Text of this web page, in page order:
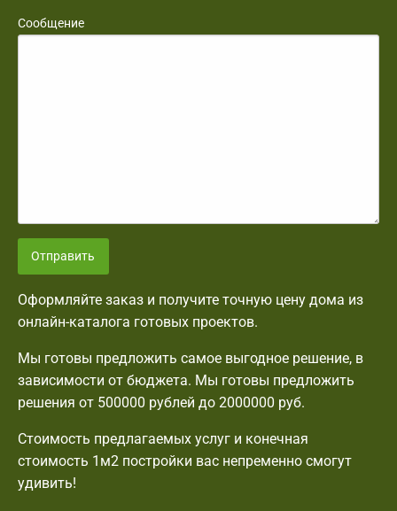
Сообщение
Отправить
Оформляйте заказ и получите точную цену дома из
онлайн-каталога готовых проектов.
Мы готовы предложить самое выгодное решение, в
зависимости от бюджета. Мы готовы предложить
решения от 500000 рублей до 2000000 руб.
Стоимость предлагаемых услуг и конечная
стоимость 1м2 постройки вас непременно смогут
удивить!